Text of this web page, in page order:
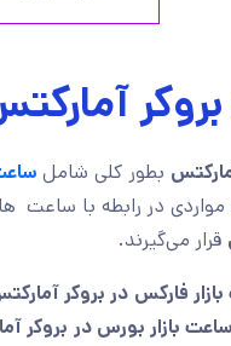
بطور کلی شامل
مواردی در رابطه با
قرار می‌گیرند.
فارکس در بروکر
ساعت بازار بورس در بروکر